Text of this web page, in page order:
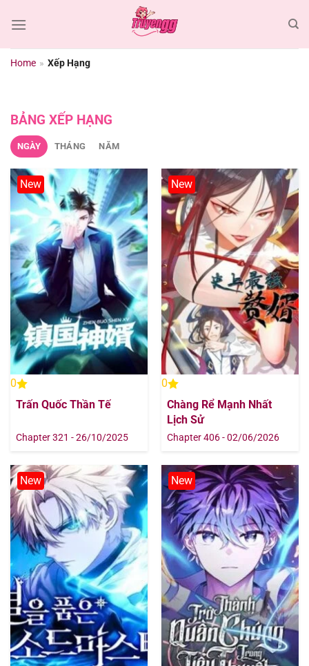
đến
dungHome » Xếp Hạng
BẢNG XẾP HẠNG
NGÀY THÁNG NĂM
New
0
Trấn Quốc Thần Tế
Chapter 321 - 26/10/2025
New
0
Chàng Rể Mạnh Nhất
Lịch Sử
Chapter 406 - 02/06/2026
New New